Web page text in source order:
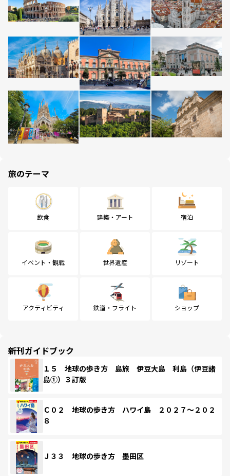
旅のテーマ
飲食 建築・アート 宿泊
イベント・観戦 世界遺産 リゾート
アクティビティ 鉄道・フライト ショップ
新刊ガイドブック
１５ 地球の歩き方 島旅 伊豆大島 利島（伊豆諸
島①）３訂版
Ｃ０２ 地球の歩き方 ハワイ島 ２０２７～２０２
８
Ｊ３３ 地球の歩き方 墨田区